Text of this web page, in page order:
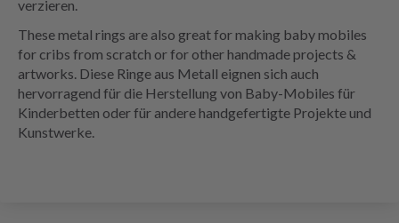
verzieren.
These metal rings are also great for making baby mobiles
for cribs from scratch or for other handmade projects &
artworks. Diese Ringe aus Metall eignen sich auch
hervorragend für die Herstellung von Baby-Mobiles für
Kinderbetten oder für andere handgefertigte Projekte und
Kunstwerke.